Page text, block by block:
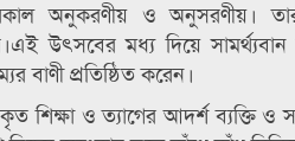
অনুকরণীয় ও অনুসরণীয়।
উৎসবের মধ্য দিয়ে
বাণী প্রতিষ্ঠিত করেন।
শিক্ষা ও ত্যাগের আদর্শ ব্যক্তি